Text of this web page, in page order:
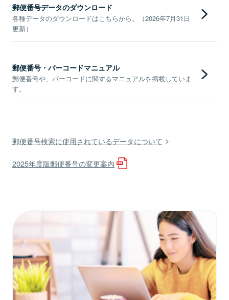
郵便番号データのダウンロード
各種データのダウンロードはこちらから。（2026年7月31日
更新）
郵便番号・バーコードマニュアル
郵便番号や、バーコードに関するマニュアルを掲載していま
す。
郵便番号検索に使用されているデータについて
2025年度版郵便番号の変更案内